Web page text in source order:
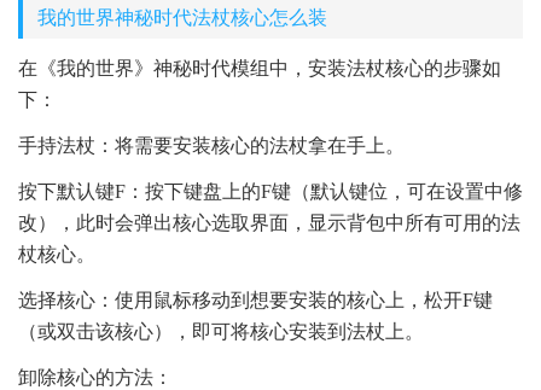
我的世界神秘时代法杖核心怎么装
在《我的世界》神秘时代模组中，安装法杖核心的步骤如
下：
手持法杖：将需要安装核心的法杖拿在手上。
按下默认键F：按下键盘上的F键（默认键位，可在设置中修
改），此时会弹出核心选取界面，显示背包中所有可用的法
杖核心。
选择核心：使用鼠标移动到想要安装的核心上，松开F键
（或双击该核心），即可将核心安装到法杖上。
卸除核心的方法：